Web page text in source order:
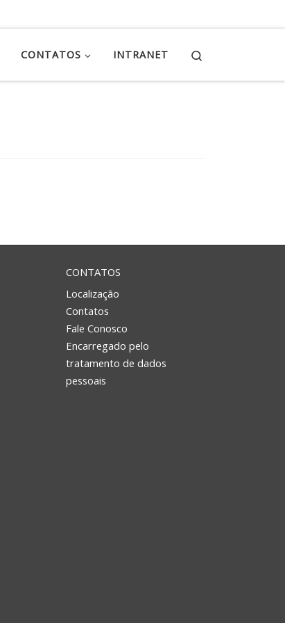
CONTATOS INTRANET
CONTATOS
Localização
Contatos
Fale Conosco
Encarregado pelo
tratamento de dados
pessoais